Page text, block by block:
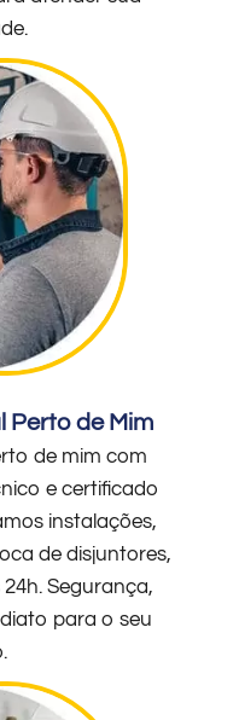
Perto de Mim
de mim com
e certificado
instalações,
de disjuntores,
Segurança,
para o seu